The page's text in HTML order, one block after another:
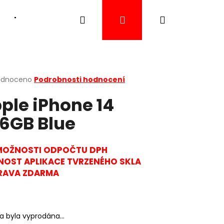
Tablety Chytré hodinky Akční nabídka
Hledat PřihlášeníNákupní
Podrobnosti hodnocení
iPhone 14
Blue
ODPOČTU DPH
APLIKACE TVRZENÉHO SKLA
ZDARMA
byla vyprodána…